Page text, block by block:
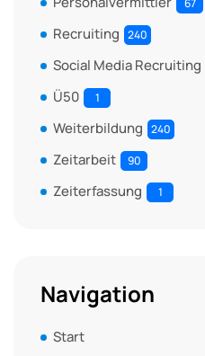
67
Recruiting 240
Social Media Recruiting
Ü50 1
Weiterbildung 240
Zeitarbeit 90
Zeiterfassung 1
Navigation
Start